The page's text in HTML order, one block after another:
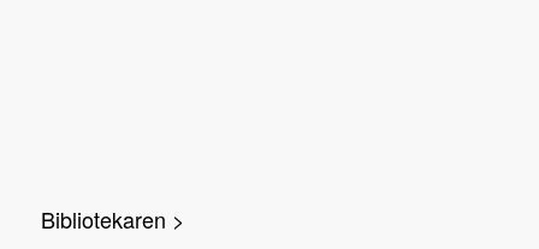
Bibliotekaren >